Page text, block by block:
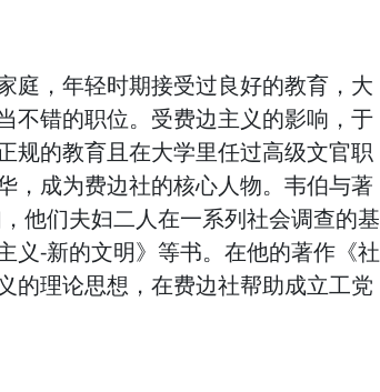
庭，年轻时期接受过良好的教育，大
不错的职位。受费边主义的影响，于
规的教育且在大学里任过高级文官职
，成为费边社的核心人物。韦伯与著
他们夫妇二人在一系列社会调查的基
义-新的文明》等书。在他的著作《社
的理论思想，在费边社帮助成立工党